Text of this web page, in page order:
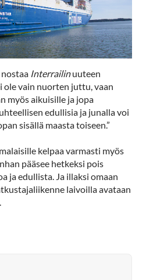
Interrailinuuteen
ole vain nuorten juttu, vaan
myös aikuisille ja jopa
edullisia ja junalla voi
sisällä maasta toiseen.”
kelpaa varmasti myös
pääsee hetkeksi pois
ja edullista. Ja illaksi omaan
laivoilla avataan